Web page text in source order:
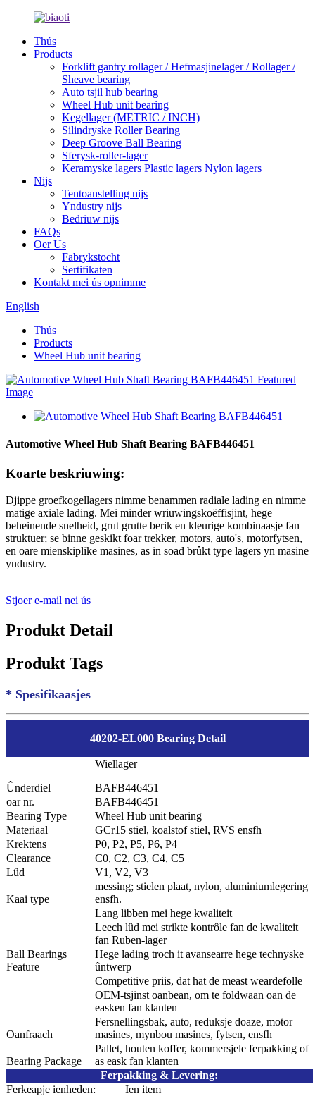
Thús
Products
Forklift gantry rollager / Hefmasjinelager / Rollager /
Sheave bearing
Auto tsjil hub bearing
Wheel Hub unit bearing
Kegellager (METRIC / INCH)
Silindryske Roller Bearing
Deep Groove Ball Bearing
Sferysk-roller-lager
Keramyske lagers Plastic lagers Nylon lagers
Nijs
Tentoanstelling nijs
Yndustry nijs
Bedriuw nijs
FAQs
Oer Us
Fabrykstocht
Sertifikaten
Kontakt mei ús opnimme
English
Thús
Products
Wheel Hub unit bearing
Automotive Wheel Hub Shaft Bearing BAFB446451
Koarte beskriuwing:
Djippe groefkogellagers nimme benammen radiale lading en nimme
matige axiale lading. Mei minder wriuwingskoëffisjint, hege
beheinende snelheid, grut grutte berik en kleurige kombinaasje fan
struktuer; se binne geskikt foar trekker, motors, auto's, motorfytsen,
en oare mienskiplike masines, as in soad brûkt type lagers yn masine
yndustry.
Stjoer e-mail nei ús
Produkt Detail
Produkt Tags
* Spesifikaasjes
40202-EL000 Bearing Detail
Ûnderdiel
Wiellager
BAFB446451
oar nr.
BAFB446451
Bearing Type
Wheel Hub unit bearing
Materiaal
GCr15 stiel, koalstof stiel, RVS ensfh
Krektens
P0, P2, P5, P6, P4
Clearance
C0, C2, C3, C4, C5
Lûd
V1, V2, V3
Kaai type
messing; stielen plaat, nylon, aluminiumlegering
ensfh.
Ball Bearings
Feature
Lang libben mei hege kwaliteit
Leech lûd mei strikte kontrôle fan de kwaliteit
fan Ruben-lager
Hege lading troch it avansearre hege technyske
ûntwerp
Competitive priis, dat hat de meast weardefolle
OEM-tsjinst oanbean, om te foldwaan oan de
easken fan klanten
Oanfraach
Fersnellingsbak, auto, reduksje doaze, motor
masines, mynbou masines, fytsen, ensfh
Bearing Package
Pallet, houten koffer, kommersjele ferpakking of
as eask fan klanten
Ferpakking & Levering:
Ferkeapje ienheden:
Ien item